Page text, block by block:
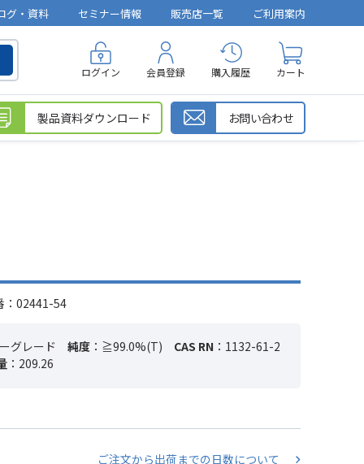
グ・資料 セミナー情報 販売店一覧 ご利用案内
ログイン 会員登録 購入履歴 カート
製品資料ダウンロード お問い合わせ
02441-54
グレード 純度 ：≧99.0%(T) CAS RN ：1132-61-2
：209.26
ご注文から出荷までの日数について